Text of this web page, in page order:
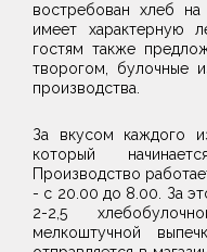
востребован хлеб на
имеет характерную
гостям также
творогом, булочные
производства.
За вкусом каждого
который
Производство
- с 20.00 до 8.00. За
2-2,5
мелкоштучной